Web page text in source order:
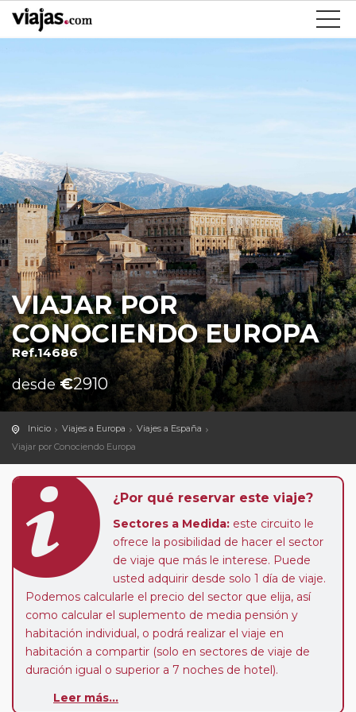
VIAJAR POR
CONOCIENDO EUROPA
Ref.14686
desde€2910
Inicio Viajes a Europa
Viajes a España
Viajar por Conociendo Europa
¿Por qué reservar este viaje?
Sectores a Medida: este circuito le
ofrece la posibilidad de hacer el sector
de viaje que más le interese. Puede
usted adquirir desde solo 1 día de viaje.
Podemos calcularle el precio del sector que elija, así
como calcular el suplemento de media pensión y
habitación individual, o podrá realizar el viaje en
habitación a compartir (solo en sectores de viaje de
duración igual o superior a 7 noches de hotel).
de que usted pueda programar una o más paradas en
Leer más...